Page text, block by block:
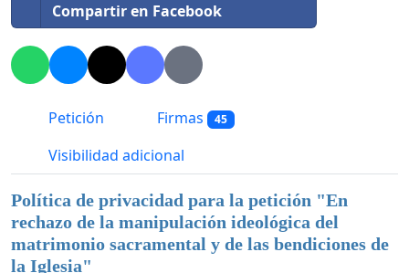
Compartir en Facebook
Petición Firmas 45
Visibilidad adicional
Política de privacidad para la petición "En
rechazo de la manipulación ideológica del
matrimonio sacramental y de las bendiciones de
la Iglesia"